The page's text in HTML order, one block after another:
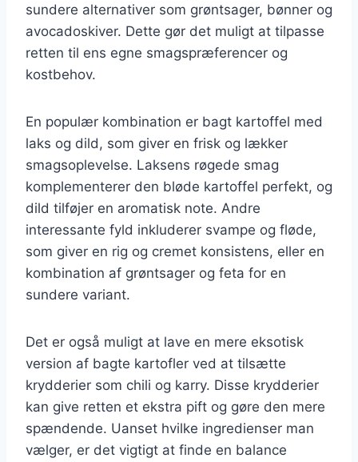
sundere alternativer som grøntsager, bønner og
avocadoskiver. Dette gør det muligt at tilpasse
retten til ens egne smagspræferencer og
kostbehov.
En populær kombination er bagt kartoffel med
laks og dild, som giver en frisk og lækker
smagsoplevelse. Laksens røgede smag
komplementerer den bløde kartoffel perfekt, og
dild tilføjer en aromatisk note. Andre
interessante fyld inkluderer svampe og fløde,
som giver en rig og cremet konsistens, eller en
kombination af grøntsager og feta for en
sundere variant.
Det er også muligt at lave en mere eksotisk
version af bagte kartofler ved at tilsætte
krydderier som chili og karry. Disse krydderier
kan give retten et ekstra pift og gøre den mere
spændende. Uanset hvilke ingredienser man
vælger, er det vigtigt at finde en balance